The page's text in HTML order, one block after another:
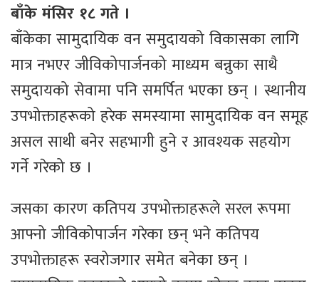
बाँके मंसिर १८ गते ।
बाँकेका सामुदायिक वन समुदायको विकासका लागि
मात्र नभएर जीविकोपार्जनको माध्यम बन्नुका साथै
समुदायको सेवामा पनि समर्पित भएका छन् । स्थानीय
उपभोक्ताहरूको हरेक समस्यामा सामुदायिक वन समूह
असल साथी बनेर सहभागी हुने र आवश्यक सहयोग
गर्ने गरेको छ ।
जसका कारण कतिपय उपभोक्ताहरूले सरल रूपमा
आफ्नो जीविकोपार्जन गरेका छन् भने कतिपय
उपभोक्ताहरू स्वरोजगार समेत बनेका छन् ।